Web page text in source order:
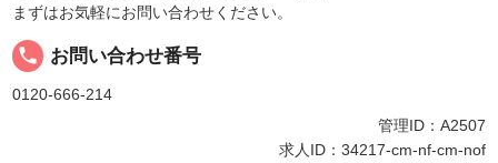
まずはお気軽にお問い合わせください。
local_phone お問い合わせ番号
0120-666-214
管理ID：A2507
求人ID：34217-cm-nf-cm-nof